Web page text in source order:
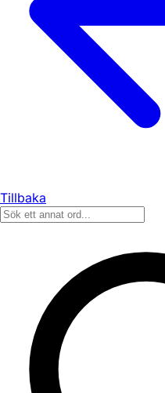
Tillbaka